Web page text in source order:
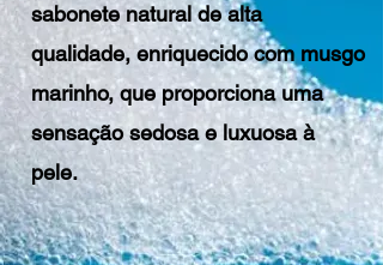
sabonete natural de alta
qualidade, enriquecido com musgo
marinho, que proporciona uma
sensação sedosa e luxuosa à
pele.